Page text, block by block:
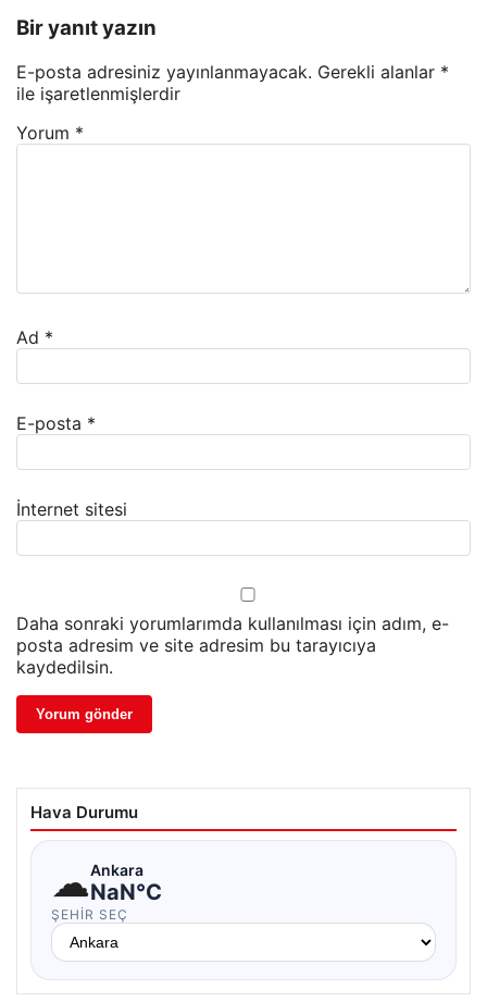
Bir yanıt yazın
E-posta adresiniz yayınlanmayacak. Gerekli alanlar *
ile işaretlenmişlerdir
Yorum *
Ad *
E-posta *
İnternet sitesi
Daha sonraki yorumlarımda kullanılması için adım, e-
posta adresim ve site adresim bu tarayıcıya
kaydedilsin.
Hava Durumu
☁Ankara
NaN°C
ŞEHIR SEÇ